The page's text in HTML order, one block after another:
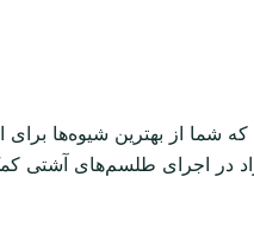
شما از بهترین شیوه‌ها
در اجرای طلسم‌های آشتی